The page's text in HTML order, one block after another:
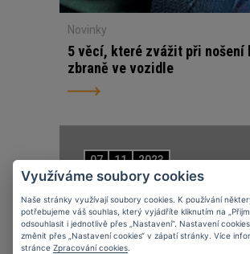
Novinky
5 věcí, které zvážit při nošení
zbraně ve vozidle
07 11 2023
Využíváme soubory cookies
Naše stránky využívají soubory cookies. K používání
potřebujeme váš souhlas, který vyjádříte kliknutím na
odsouhlasit i jednotlivě přes „Nastavení“. Nastavení
změnit přes „Nastavení cookies“ v zápatí stránky. Více
stránce Zpracování cookies